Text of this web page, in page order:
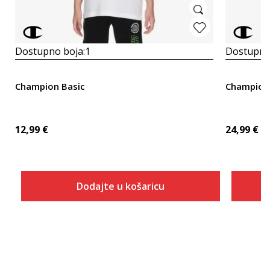
Dostupno boja:1
Champion Basic
12,99 €
Dodajte u košaricu
24,99 €